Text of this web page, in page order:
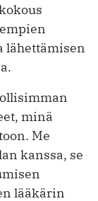
lähettämisen
minä
Me
kanssa, se
lääkärin